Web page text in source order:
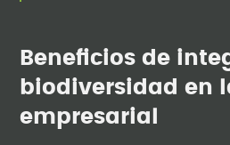
Beneficios de
biodiversidad en
empresarial